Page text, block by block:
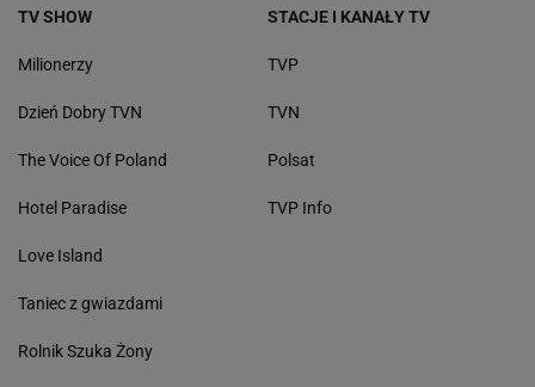
TV SHOW
Milionerzy
Dzień Dobry TVN
The Voice Of Poland
Hotel Paradise
Love Island
Taniec z gwiazdami
Rolnik Szuka Żony
STACJE I KANAŁY TV
TVP
TVN
Polsat
TVP Info